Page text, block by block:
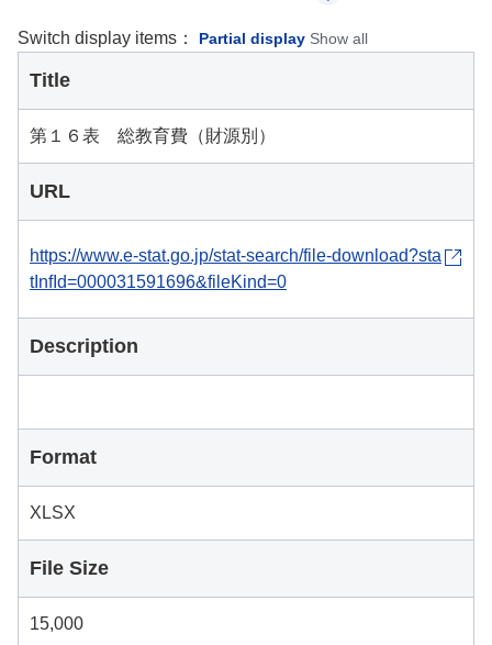
Switch display items： Partial display Show all
Title
第１６表 総教育費（財源別）
URL
https://www.e-stat.go.jp/stat-search/file-download?sta
tInfId=000031591696&fileKind=0
Description
Format
XLSX
File Size
15,000